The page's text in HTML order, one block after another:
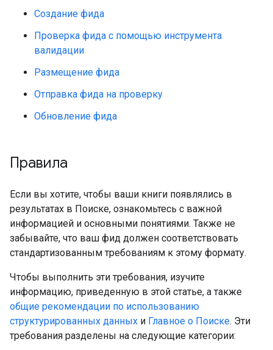
Создание фида
Проверка фида с помощью инструмента
валидации
Размещение фида
Отправка фида на проверку
Обновление фида
Правила
Если вы хотите, чтобы ваши книги появлялись в
результатах в Поиске, ознакомьтесь с важной
информацией и основными понятиями. Также не
забывайте, что ваш фид должен соответствовать
стандартизованным требованиям к этому формату.
Чтобы выполнить эти требования, изучите
информацию, приведенную в этой статье, а также
общие рекомендации по использованию
структурированных данных и Главное о Поиске. Эти
требования разделены на следующие категории: